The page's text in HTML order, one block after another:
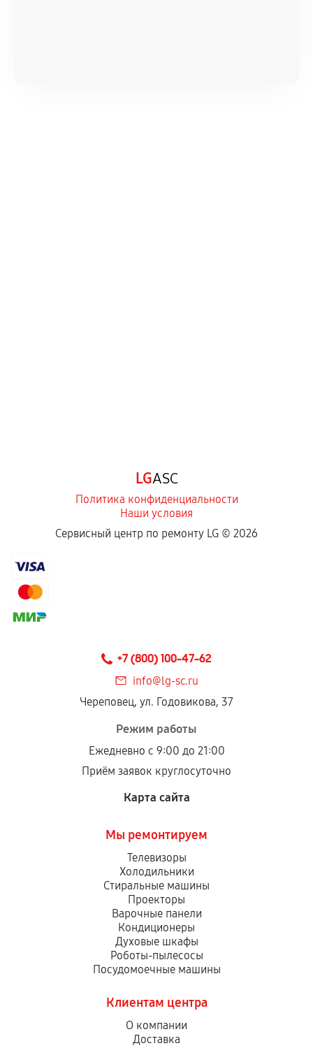
LGASC
Политика конфиденциальности
Наши условия
Сервисный центр по ремонту LG © 2026
+7 (800) 100-47-62
info@lg-sc.ru
Череповец, ул. Годовикова, 37
Режим работы
Ежедневно с 9:00 до 21:00
Приём заявок круглосуточно
Карта сайта
Мы ремонтируем
Телевизоры
Холодильники
Стиральные машины
Проекторы
Варочные панели
Кондиционеры
Духовые шкафы
Роботы-пылесосы
Посудомоечные машины
Клиентам центра
О компании
Доставка